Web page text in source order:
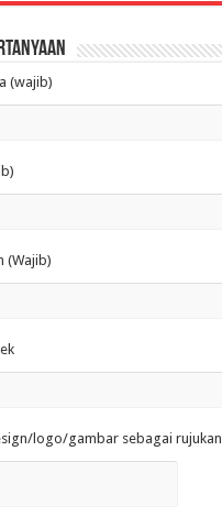
(wajib)
(Wajib)
logo/gambar sebagai rujukan